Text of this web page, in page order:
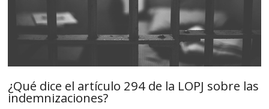
¿Qué dice el artículo 294 de la LOPJ sobre las
indemnizaciones?